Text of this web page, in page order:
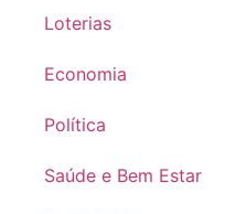
Loterias
Economia
Política
Saúde e Bem Estar